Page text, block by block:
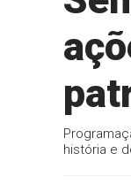
história e